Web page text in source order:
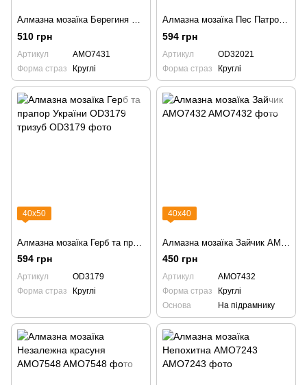
Алмазна мозаїка Берегиня Свято-Троїцького Собору AMO7431
510 грн
Артикул
AMO7431
Форма страз
Круглі
Алмазна мозаїка Пес Патрон у вишиванці OD32021
594 грн
Артикул
OD32021
Форма страз
Круглі
40х50
594 грн
Артикул
OD3179
Форма страз
Круглі
40х40
450 грн
Артикул
AMO7432
Форма страз
Круглі
Основа
На підрамнику